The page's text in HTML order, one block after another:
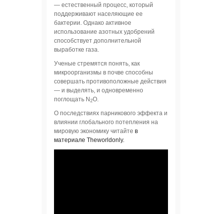
— естественный процесс, который
поддерживают населяющие ее
бактерии. Однако активное
использование азотных удобрений
способствует дополнительной
выработке газа.
Ученые стремятся понять, как
микроорганизмы в почве способны
совершать противоположные действия
— и выделять, и одновременно
поглощать N2О.
О последствиях парникового эффекта и
влиянии глобального потепления на
мировую экономику читайте в
материале Theworldonly.